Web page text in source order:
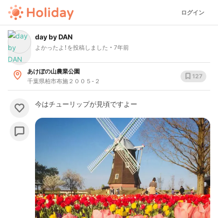
ログイン
day by DAN
よかったよ！を投稿しました 7年前
あけぼの山農業公園
千葉県柏市布施２００５-２
127
今はチューリップが見頃ですよー